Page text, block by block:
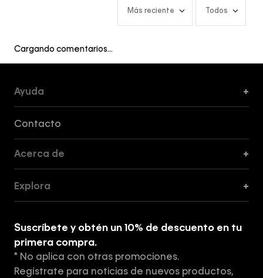
Más reciente Todos
Cargando comentarios…
Ayuda +
Contacto
Acerca de +
Tiendas
Aviso de privacidad
Explora +
Suscríbete y obtén un 10% de descuento en tu
primera compra.
* No aplica con otras promociones.
Regístrate para noticias de nuevos productos,